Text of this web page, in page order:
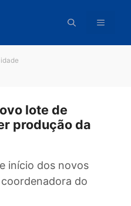
novo lote de
produção da
início dos novos
coordenadora do